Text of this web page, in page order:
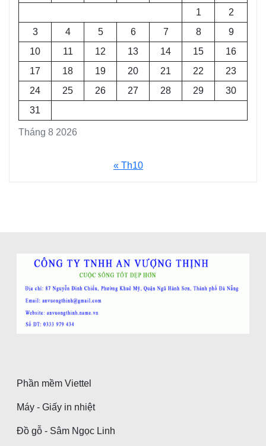
Tháng 8 2026
1
2
3
4 5 6 7 8
9
10
11 12 13 14 15
16
17
18 19 20 21 22
23
24
25 26 27 28 29
30
31
« Th10
Phần mềm Viettel
Máy - Giấy in nhiệt
Đồ gỗ - Sâm Ngọc Linh